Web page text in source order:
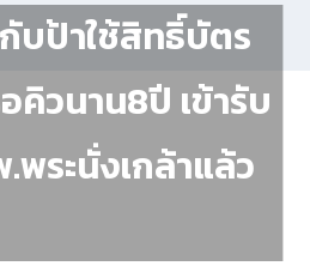
บป้าใช้สิทธิ์บัตร
คิวนาน8ปี เข้ารับ
พระนั่งเกล้าแล้ว